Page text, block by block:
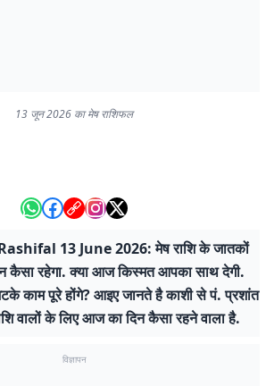
13 जून 2026 का मेष राशिफल
13 June 2026: मेष राशि के जातकों
कैसा रहेगा. क्या आज किस्मत आपका साथ देगी.
काम पूरे होंगे? आइए जानते है काशी से पं. प्रशांत
वालों के लिए आज का दिन कैसा रहने वाला है.
विज्ञापन